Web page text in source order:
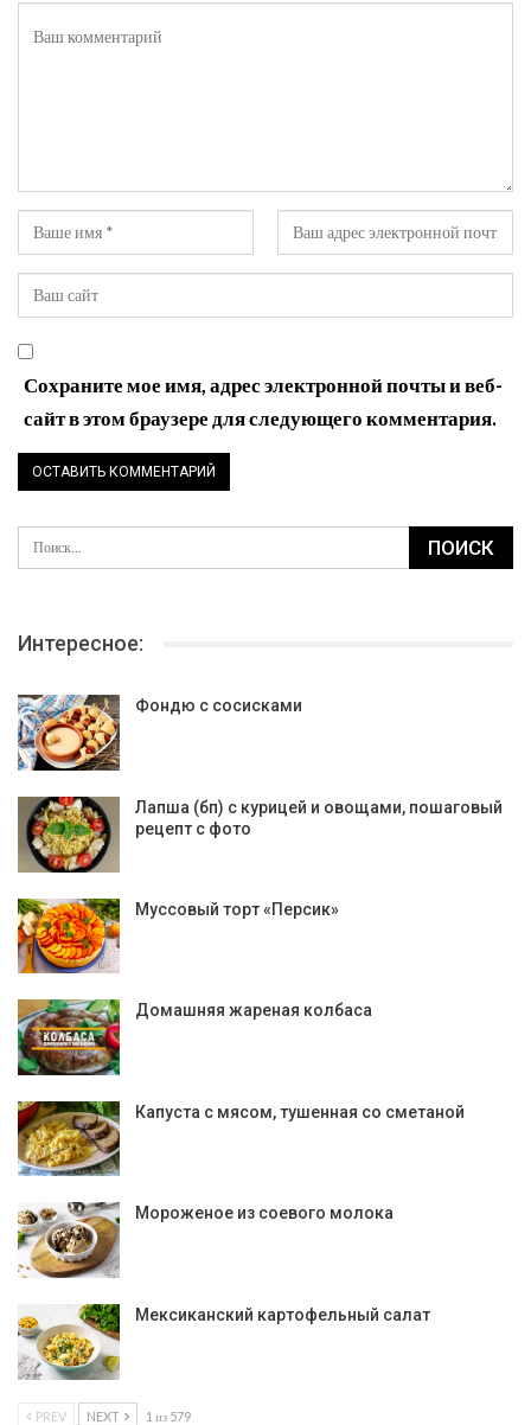
Сохраните мое имя, адрес электронной почты и веб-
сайт в этом браузере для следующего комментария.
Интересное:
Фондю с сосисками
Лапша (бп) с курицей и овощами, пошаговый
рецепт с фото
Муссовый торт «Персик»
Домашняя жареная колбаса
Капуста с мясом, тушенная со сметаной
Мороженое из соевого молока
Мексиканский картофельный салат
PREV NEXT 1 из 579